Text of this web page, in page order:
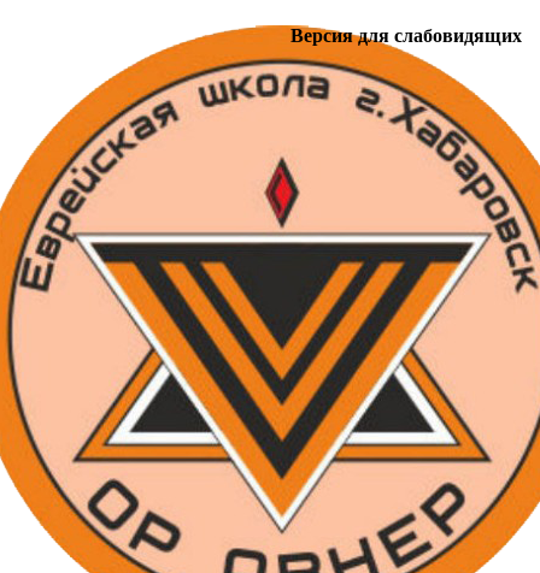
Версия для слабовидящих